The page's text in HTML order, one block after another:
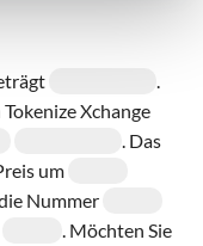
.
Xchange
. Das
um
Nummer
. Möchten Sie